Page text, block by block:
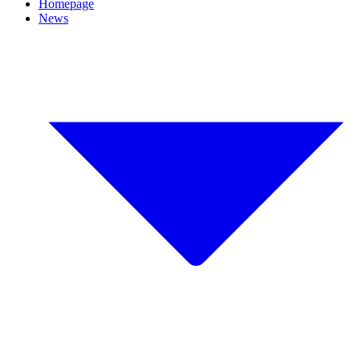
Homepage
News